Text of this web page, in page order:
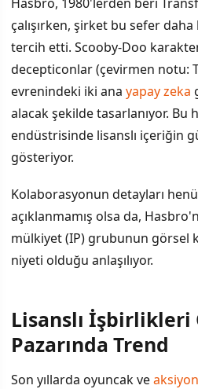
Lisanslı İşbirlikleri Oyuncak
Pazar Analizi
çalışırken, şirket bu sefer
tercih etti. Scooby-Doo
decepticonlar (çevirmen notu:
evrenindeki iki ana yapay zeka
alacak şekilde tasarlanıyor. Bu
endüstrisinde lisanslı içeriğin
gösteriyor.
Kolaborasyonun detayları
açıklanmamış olsa da,
mülkiyet (IP) grubunun görsel
niyeti olduğu anlaşılıyor.
Lisanslı İşbirlikleri
Pazarında Trend
Son yıllarda oyuncak veaksiyon